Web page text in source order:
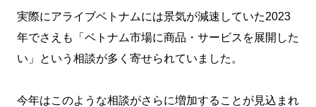
実際にアライブベトナムには景気が減速していた2023
年でさえも「ベトナム市場に商品・サービスを展開した
い」という相談が多く寄せられていました。
今年はこのような相談がさらに増加することが見込まれ